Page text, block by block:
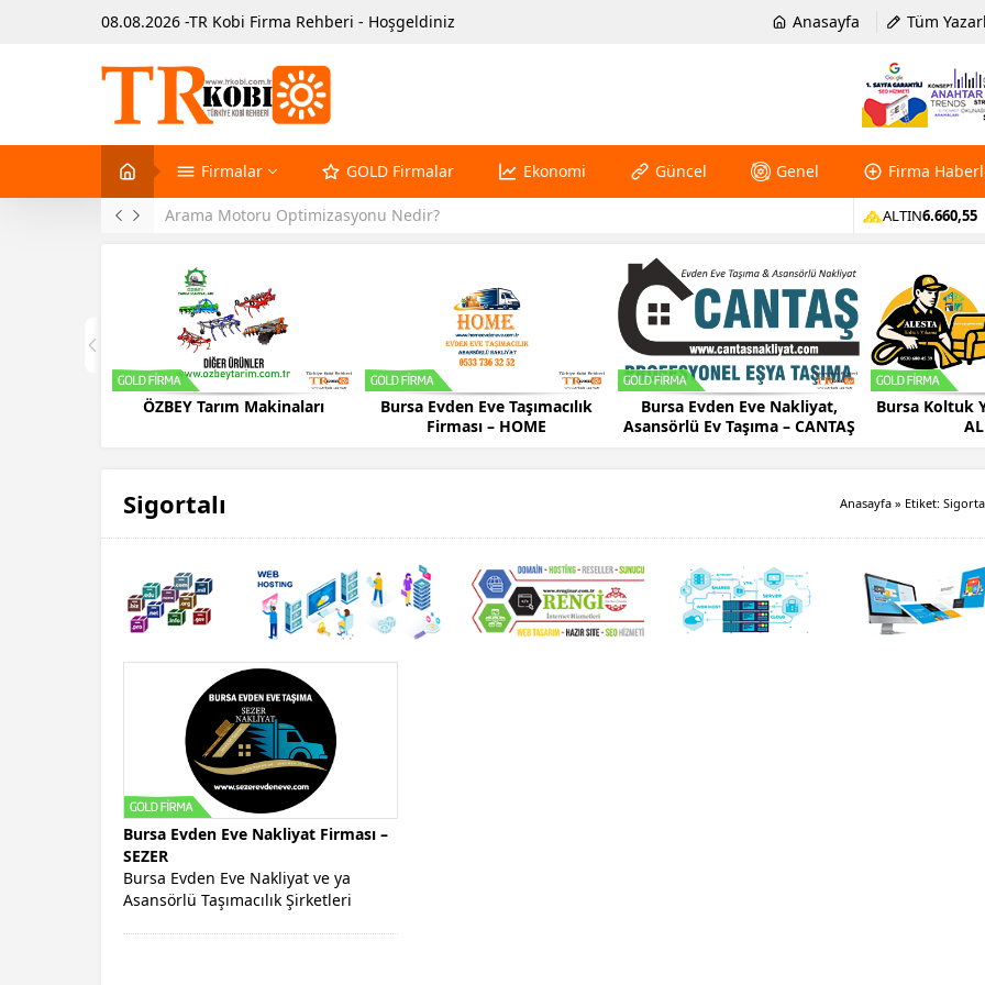
08.08.2026 -TR Kobi Firma Rehberi - Hoşgeldiniz Anasayfa Tüm
Firmalar GOLD Firmalar Ekonomi Güncel Genel Firma
Arama Motoru Optimizasyonu Nedir? ALTIN6.660,55
ÖZBEY Tarım Makinaları
Bursa Evden Eve Taşımacılık
Firması – HOME
Bursa Evden Eve Nakliyat,
Asansörlü Ev Taşıma – CANTAŞ
Bursa Koltuk
Sigortalı Anasayfa » Etiket:
Bursa Evden Eve Nakliyat Firması –
SEZER
Bursa Evden Eve Nakliyat ve ya
Asansörlü Taşımacılık Şirketleri